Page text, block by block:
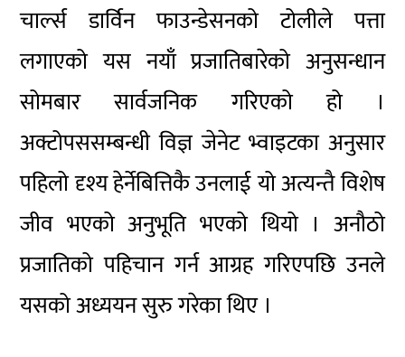
चार्ल्स डार्विन फाउन्डेसनको टोलीले पत्ता
लगाएको यस नयाँ प्रजातिबारेको अनुसन्धान
सोमबार सार्वजनिक गरिएको हो ।
अक्टोपससम्बन्धी विज्ञ जेनेट भ्वाइटका अनुसार
पहिलो दृश्य हेर्नेबित्तिकै उनलाई यो अत्यन्तै विशेष
जीव भएको अनुभूति भएको थियो । अनौठो
प्रजातिको पहिचान गर्न आग्रह गरिएपछि उनले
यसको अध्ययन सुरु गरेका थिए ।